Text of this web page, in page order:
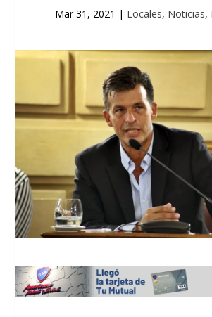
Mar 31, 2021 | Locales, Noticias,